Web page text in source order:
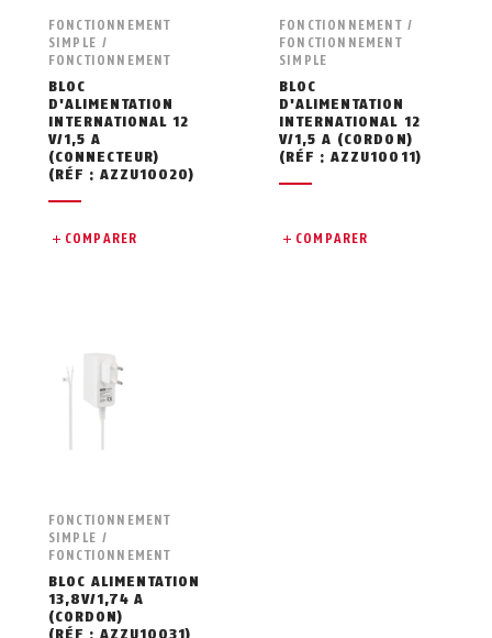
FONCTIONNEMENT
SIMPLE /
FONCTIONNEMENT
BLOC
D'ALIMENTATION
INTERNATIONAL 12
V/1,5 A
(CONNECTEUR)
(RÉF : AZZU10020)
COMPARER
FONCTIONNEMENT /
FONCTIONNEMENT
SIMPLE
BLOC
D'ALIMENTATION
INTERNATIONAL 12
V/1,5 A (CORDON)
(RÉF : AZZU10011)
COMPARER
FONCTIONNEMENT
SIMPLE /
FONCTIONNEMENT
BLOC ALIMENTATION
13,8V/1,74 A
(CORDON)
(RÉF : AZZU10031)